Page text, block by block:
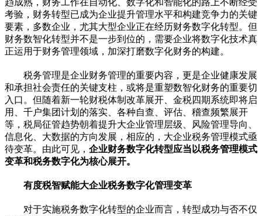
趋成熟，财务工作在自动化、数字化和智能化的路上不断经受
考验，财务转型已成为企业提升管理水平和构建竞争力的关键
要素，多数企业，尤其大型企业正在经历财务数字化转型。但
财务数智化转型并不是一步到位的，需要企业将数字化技术真
正运用于财务管理领域，加深打磨数字化财务的构建。
税务管理是企业财务管理的重要内容，更是企业健康发展
和承担社会责任的关键支柱，或将是重塑数智化财务的重要切
入口。但随着新一轮财税体制改革展开、金税四期系统即将启
用、千户集团计划的落实、各种自查、评估、稽查频繁展开
等，税局征管趋势朝着提升大企业管理层级、风险管理导向、
信息化、大数据的方向发展，相应的，大企业税务管理模式亟
待变革。由此可见， 企业财务数字化转型应当以税务管理模式
变革和税务数字化为核心展开。
有度税智赋能大企业税务数字化管理变革
对于实施税务数字化转型的企业而言，转型成功与否不仅